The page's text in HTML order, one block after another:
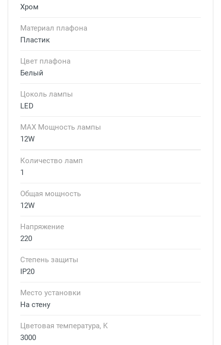
Хром
Материал плафона
Пластик
Цвет плафона
Белый
Цоколь лампы
LED
MAX Мощность лампы
12W
Количество ламп
1
Общая мощность
12W
Напряжение
220
Степень защиты
IP20
Место установки
На стену
Цветовая температура, K
3000